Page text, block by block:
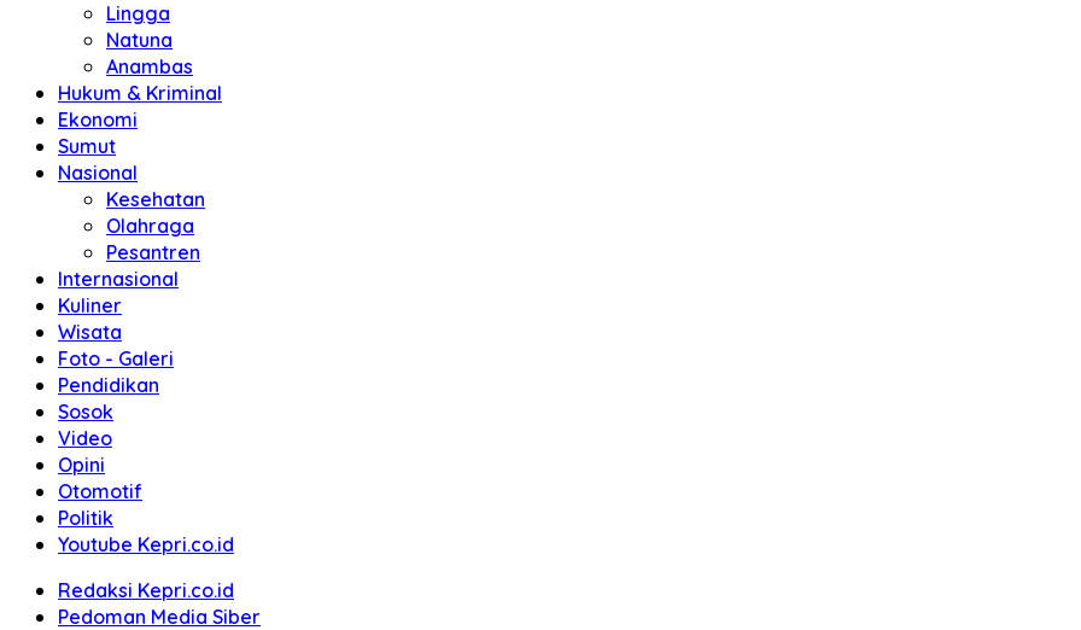
Lingga
Natuna
Anambas
Hukum & Kriminal
Ekonomi
Sumut
Nasional
Kesehatan
Olahraga
Pesantren
Internasional
Kuliner
Wisata
Foto - Galeri
Pendidikan
Sosok
Video
Opini
Otomotif
Politik
Youtube Kepri.co.id
Redaksi Kepri.co.id
Pedoman Media Siber